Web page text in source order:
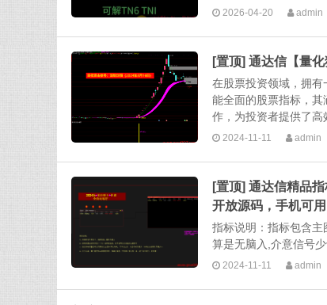
2026-04-20 admin
[置顶] 通达信【量
在股票投资领域，拥
能全面的股票指标，
作，为投资者提供了高
2024-11-11 admin
[置顶] 通达信精品
开放源码，手机可用
指标说明：指标包含
算是无脑入,介意信号
2024-11-11 admin